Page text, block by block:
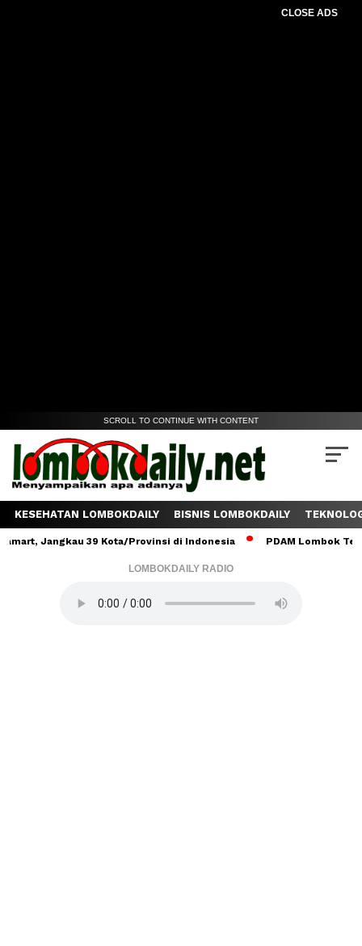
CLOSE ADS
SCROLL TO CONTINUE WITH CONTENT
KESEHATAN LOMBOKDAILY BISNIS LOMBOKDAILY
39 Kota/Provinsi di Indonesia PDAM Lombok Tengah
LOMBOKDAILY RADIO